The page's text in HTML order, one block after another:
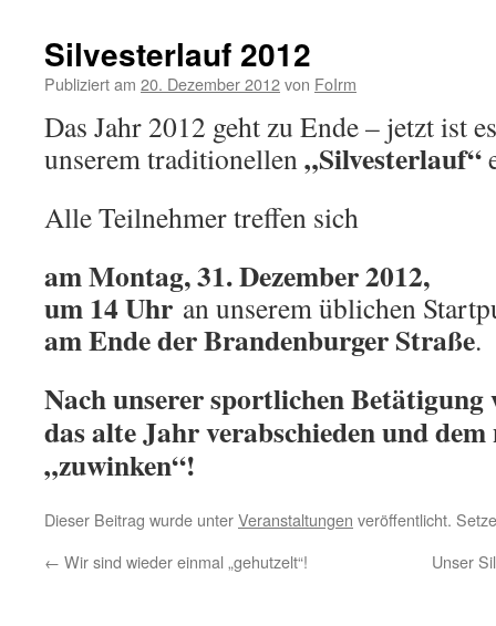
Silvesterlauf 2012
Publiziert am 20. Dezember 2012von FoIrm
Das Jahr 2012 geht zu Ende – jetzt ist
unserem traditionellen„Silvesterlauf“
Alle Teilnehmer treffen sich
am Montag, 31. Dezember 2012,
um 14 Uhr an unserem üblichen
am Ende der Brandenburger Straße.
Nach unserer sportlichen Betätigung
das alte Jahr verabschieden und dem
„zuwinken“!
Dieser Beitrag wurde unterVeranstaltungen veröffentlicht.
← Wir sind wieder einmal „gehutzelt“! Unser